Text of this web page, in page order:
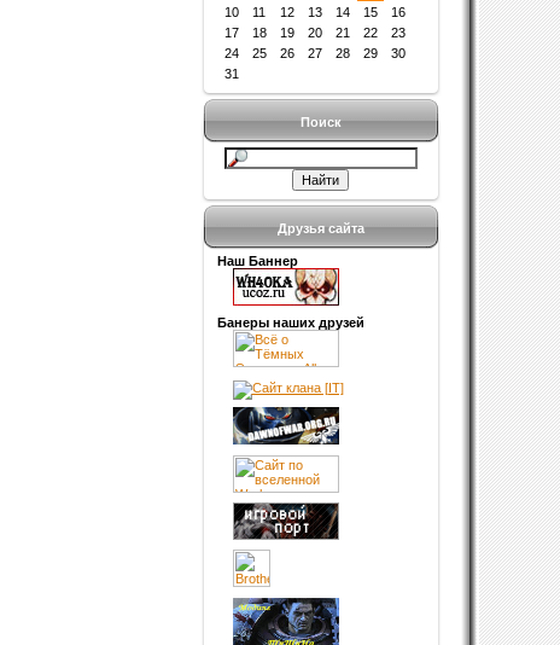
10
11 12 13 14 15
16
17
18 19 20 21 22
23
24
25 26 27 28 29
30
31
Поиск
Друзья сайта
Наш Баннер
Банеры наших друзей